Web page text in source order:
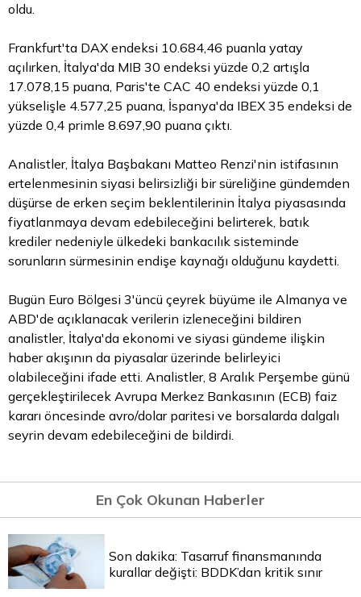
oldu.
Frankfurt'ta DAX endeksi 10.684,46 puanla yatay
açılırken, İtalya'da MIB 30 endeksi yüzde 0,2 artışla
17.078,15 puana, Paris'te CAC 40 endeksi yüzde 0,1
yükselişle 4.577,25 puana, İspanya'da IBEX 35 endeksi de
yüzde 0,4 primle 8.697,90 puana çıktı.
Analistler, İtalya Başbakanı Matteo Renzi'nin istifasının
ertelenmesinin siyasi belirsizliği bir süreliğine gündemden
düşürse de erken seçim beklentilerinin İtalya piyasasında
fiyatlanmaya devam edebileceğini belirterek, batık
krediler nedeniyle ülkedeki bankacılık sisteminde
sorunların sürmesinin endişe kaynağı olduğunu kaydetti.
Bugün Euro Bölgesi 3'üncü çeyrek büyüme ile Almanya ve
ABD'de açıklanacak verilerin izleneceğini bildiren
analistler, İtalya'da ekonomi ve siyasi gündeme ilişkin
haber akışının da piyasalar üzerinde belirleyici
olabileceğini ifade etti. Analistler, 8 Aralık Perşembe günü
gerçekleştirilecek Avrupa Merkez Bankasının (ECB) faiz
kararı öncesinde avro/dolar paritesi ve borsalarda dalgalı
seyrin devam edebileceğini de bildirdi.
En Çok Okunan Haberler
Son dakika: Tasarruf finansmanında
kurallar değişti: BDDK’dan kritik sınır